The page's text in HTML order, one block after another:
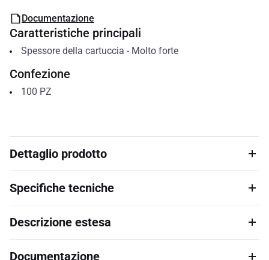
Documentazione
Caratteristiche principali
Spessore della cartuccia - Molto forte
Confezione
100 PZ
Dettaglio prodotto
Specifiche tecniche
Descrizione estesa
Documentazione